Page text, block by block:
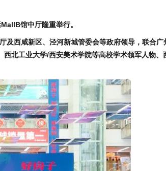
MallB馆中厅隆重举行。
及西咸新区、泾河新城管委会等政府领导，联合广
西北工业大学/西安美术学院等高校学术领军人物、